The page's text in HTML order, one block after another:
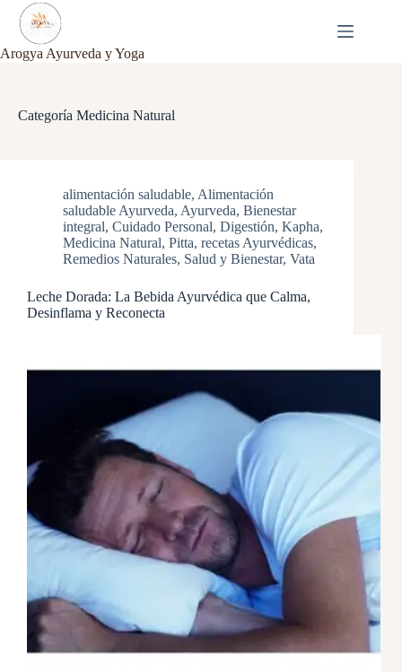
Saltar
contenido
Arogya Ayurveda y Yoga
Categoría Medicina Natural
alimentación saludable, Alimentación
saludable Ayurveda, Ayurveda, Bienestar
integral, Cuidado Personal, Digestión, Kapha,
Medicina Natural, Pitta, recetas Ayurvédicas,
Remedios Naturales, Salud y Bienestar, Vata
Leche Dorada: La Bebida Ayurvédica que Calma,
Desinflama y Reconecta